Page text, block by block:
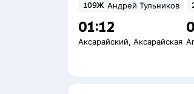
109Ж Андрей Тульников
01:12
Аксарайский, Аксарайская